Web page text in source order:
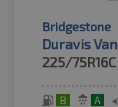
Bridgestone
Duravis Van
225/75R16C
B A